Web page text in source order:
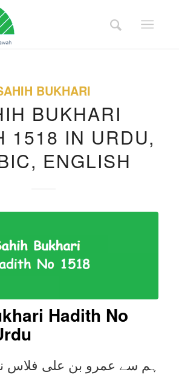
BUKHARI
BUKHARI
1518 IN URDU,
ENGLISH
Hadith No
ہم سے عمرو بن علی فلاس نے